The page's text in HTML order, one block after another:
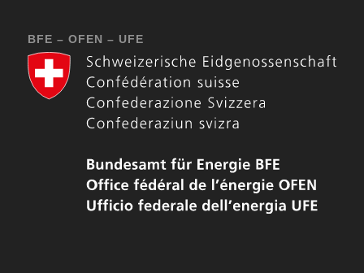
BFE – OFEN – UFE